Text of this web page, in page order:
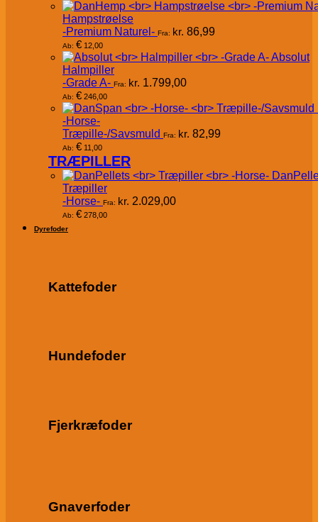
Hampstrøelse
-Premium Naturel- Fra: kr. 86,99
Ab: € 12,00
Absolut
Halmpiller
-Grade A- Fra: kr. 1.799,00
Ab: € 246,00
-Horse-
Træpille-/Savsmuld Fra: kr. 82,99
Ab: € 11,00
TRÆPILLER
Træpiller
-Horse- Fra: kr. 2.029,00
Ab: € 278,00
Dyrefoder
Kattefoder
Hundefoder
Fjerkræfoder
Gnaverfoder